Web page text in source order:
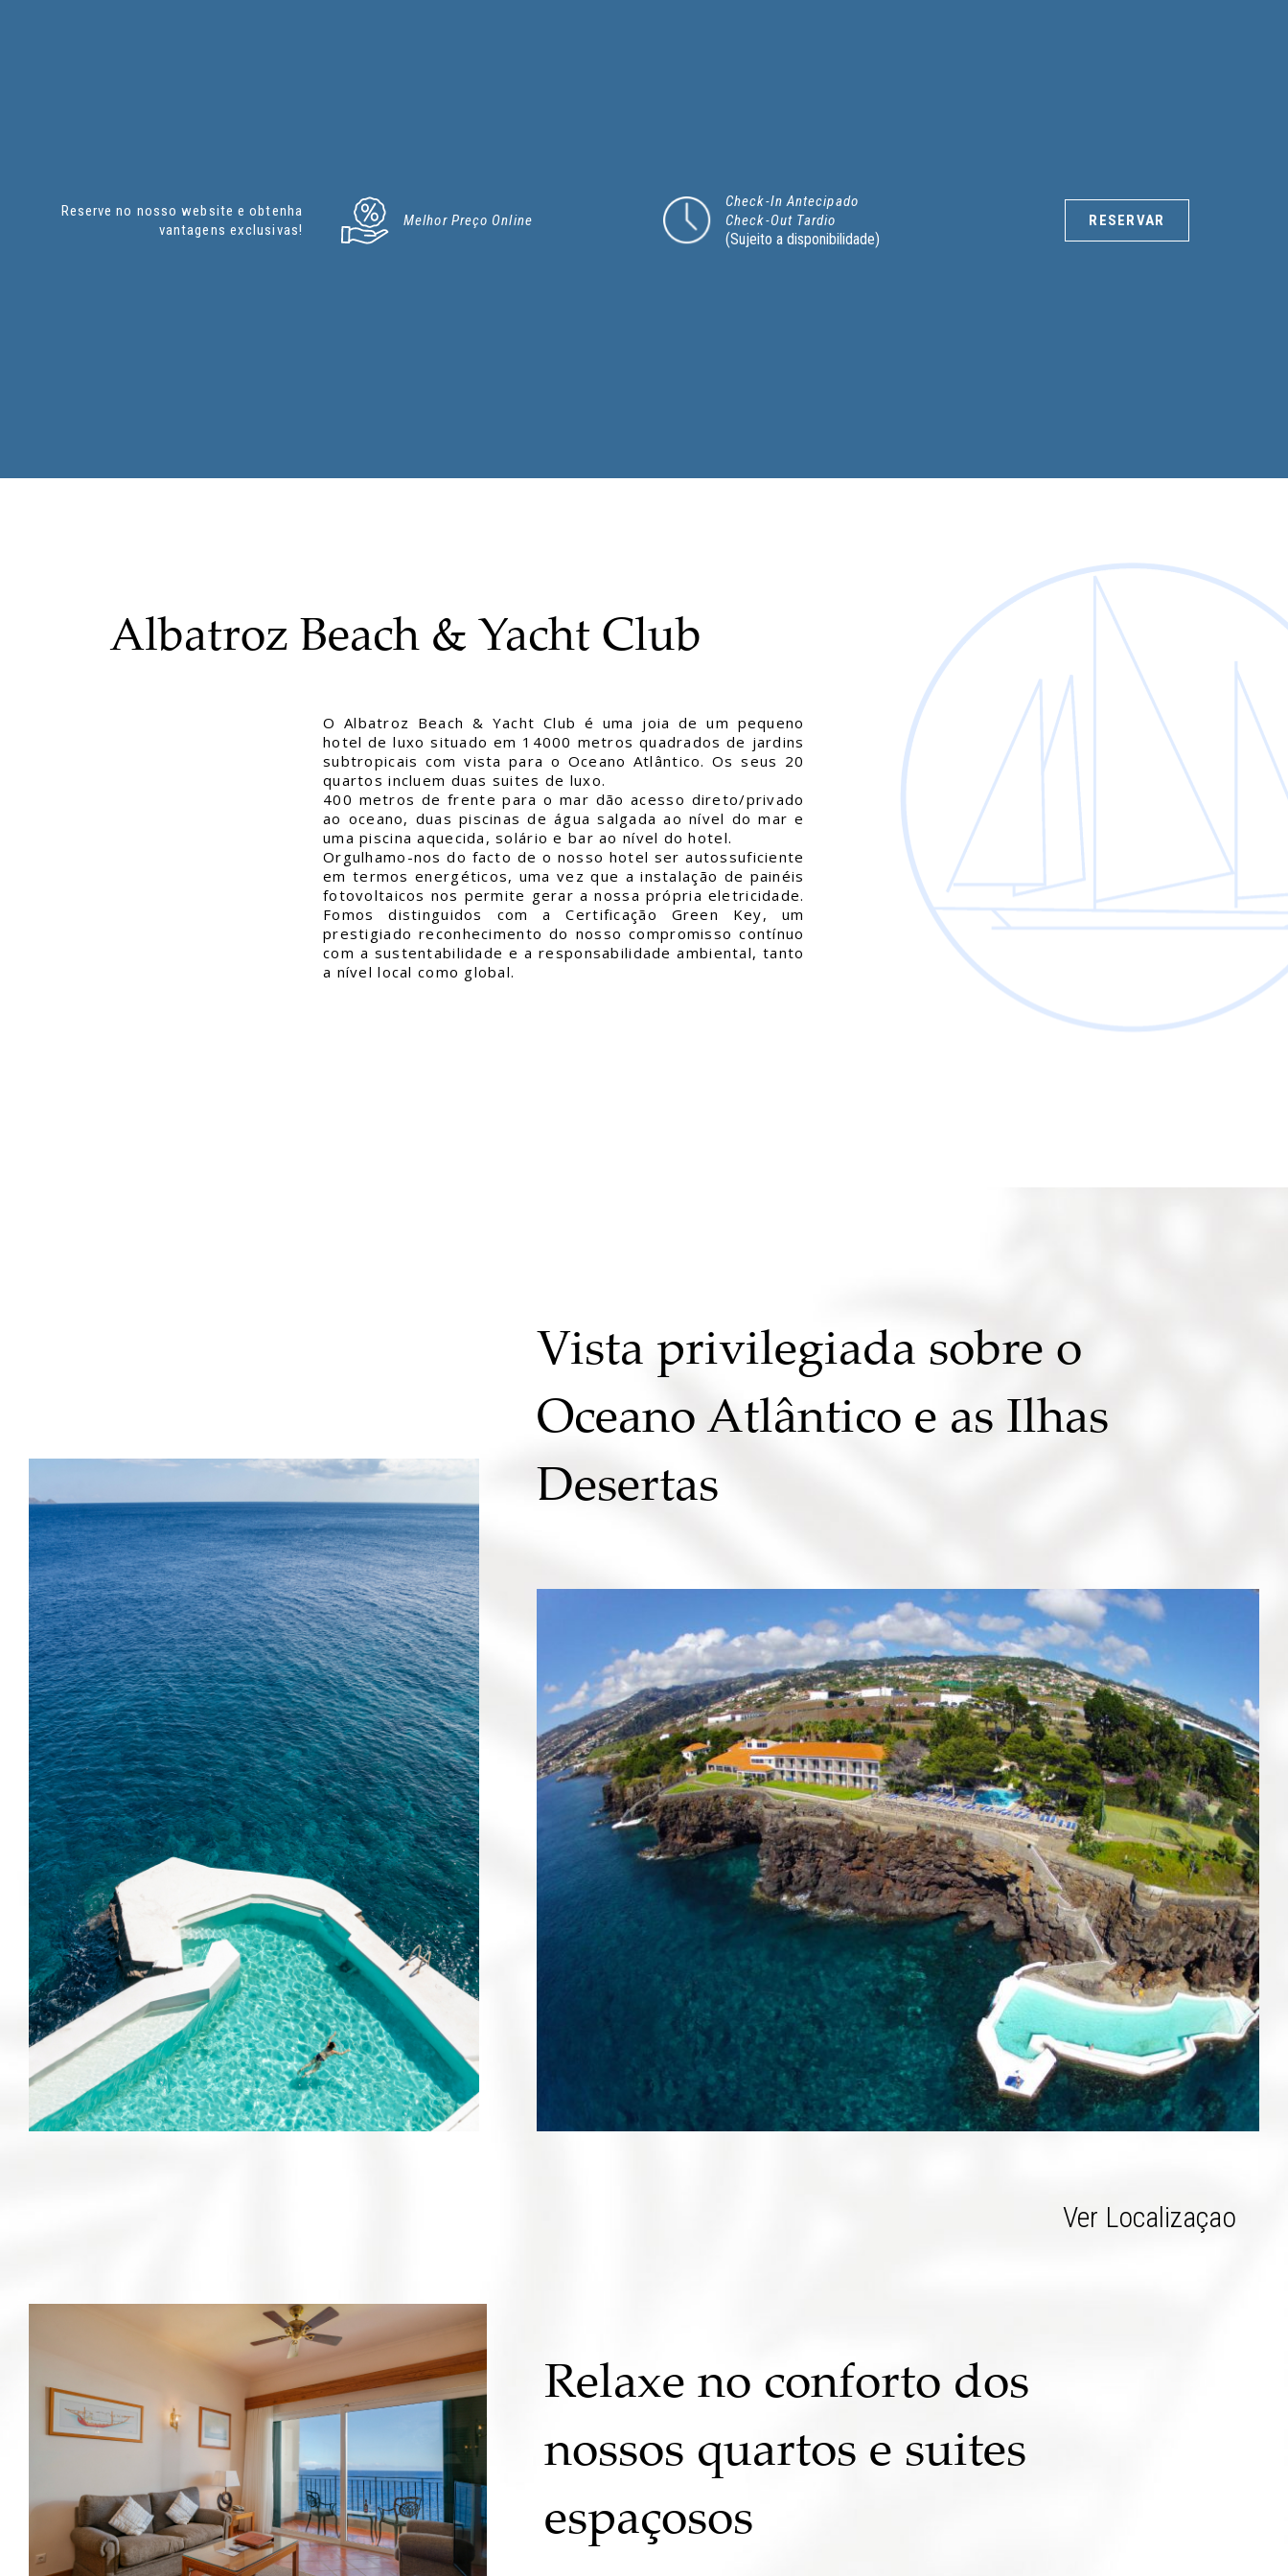
Reserve no nosso website e obtenha
vantagens exclusivas!
Melhor Preço Online
Check-In Antecipado
Check-Out Tardio
(Sujeito a disponibilidade)
RESERVAR
Albatroz Beach & Yacht Club
O Albatroz Beach & Yacht Club é uma joia de um pequeno
hotel de luxo situado em 14000 metros quadrados de jardins
subtropicais com vista para o Oceano Atlântico. Os seus 20
quartos incluem duas suites de luxo.
400 metros de frente para o mar dão acesso direto/privado
ao oceano, duas piscinas de água salgada ao nível do mar e
uma piscina aquecida, solário e bar ao nível do hotel.
Orgulhamo-nos do facto de o nosso hotel ser autossuficiente
em termos energéticos, uma vez que a instalação de painéis
fotovoltaicos nos permite gerar a nossa própria eletricidade.
Fomos distinguidos com aCertificação Green Key, um
prestigiado reconhecimento do nosso compromisso contínuo
com a sustentabilidade e a responsabilidade ambiental, tanto
a nível local como global.
Vista privilegiada sobre o
Oceano Atlântico e as Ilhas
Desertas
Ver Localizaçao
Relaxe no conforto dos
nossos quartos e suites
espaçosos